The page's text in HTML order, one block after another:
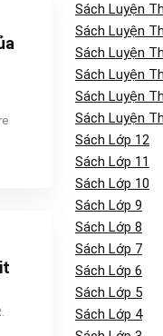
Sách Luyện
Sách Luyện
Sách Luyện
Sách Luyện
Sách Luyện
Sách Luyện
Sách Lớp 12
Sách Lớp 11
Sách Lớp 10
Sách Lớp 9
Sách Lớp 8
Sách Lớp 7
Sách Lớp 6
Sách Lớp 5
Sách Lớp 4